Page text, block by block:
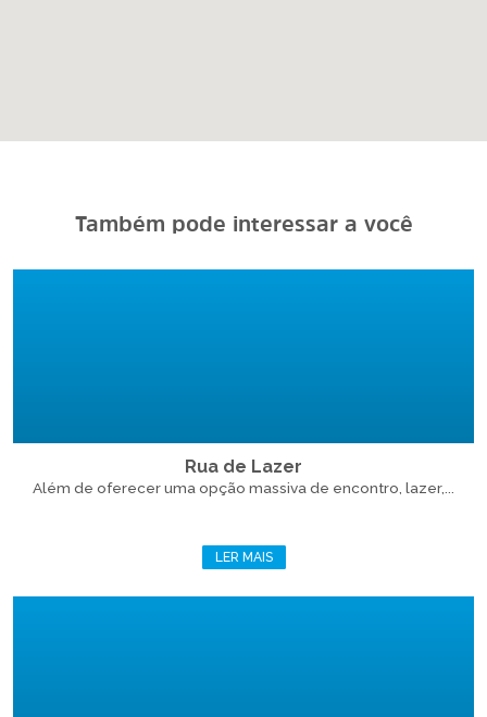
Também pode interessar a você
Rua de Lazer
Além de oferecer uma opção massiva de encontro, lazer,...
LER MAIS